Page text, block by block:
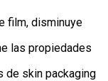
film, disminuye
las propiedades
de skin packaging